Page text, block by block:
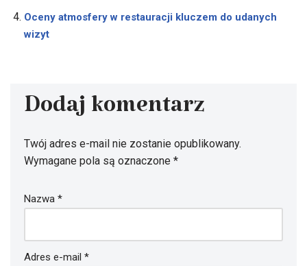
Oceny atmosfery w restauracji kluczem do udanych
wizyt
Dodaj komentarz
Twój adres e-mail nie zostanie opublikowany.
Wymagane pola są oznaczone *
Nazwa *
Adres e-mail *